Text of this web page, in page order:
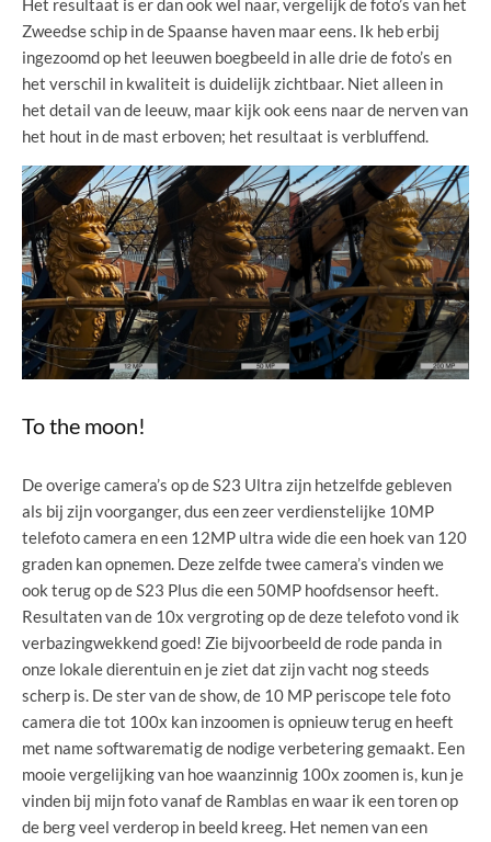
Het resultaat is er dan ook wel naar, vergelijk de foto’s van het
Zweedse schip in de Spaanse haven maar eens. Ik heb erbij
ingezoomd op het leeuwen boegbeeld in alle drie de foto’s en
het verschil in kwaliteit is duidelijk zichtbaar. Niet alleen in
het detail van de leeuw, maar kijk ook eens naar de nerven van
het hout in de mast erboven; het resultaat is verbluffend.
To the moon!
De overige camera’s op de S23 Ultra zijn hetzelfde gebleven
als bij zijn voorganger, dus een zeer verdienstelijke 10MP
telefoto camera en een 12MP ultra wide die een hoek van 120
graden kan opnemen. Deze zelfde twee camera’s vinden we
ook terug op de S23 Plus die een 50MP hoofdsensor heeft.
Resultaten van de 10x vergroting op de deze telefoto vond ik
verbazingwekkend goed! Zie bijvoorbeeld de rode panda in
onze lokale dierentuin en je ziet dat zijn vacht nog steeds
scherp is. De ster van de show, de 10 MP periscope tele foto
camera die tot 100x kan inzoomen is opnieuw terug en heeft
met name softwarematig de nodige verbetering gemaakt. Een
mooie vergelijking van hoe waanzinnig 100x zoomen is, kun je
vinden bij mijn foto vanaf de Ramblas en waar ik een toren op
de berg veel verderop in beeld kreeg. Het nemen van een